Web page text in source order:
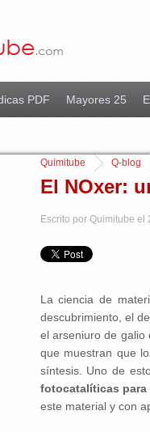
PDF Mayores 25
Quimitube Q-blog
El NOxer:
Escrito por Quimitube el
La ciencia de
descubrimiento, el
el arseniuro de
que muestran que
síntesis. Uno de
fotocatalíticas
este material y con